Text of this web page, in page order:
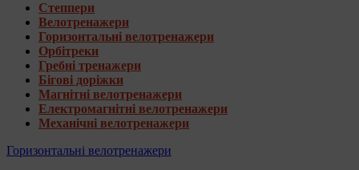
Степпери
Велотренажери
Горизонтальні велотренажери
Орбітреки
Гребні тренажери
Бігові доріжки
Магнітні велотренажери
Електромагнітні велотренажери
Механічні велотренажери
Горизонтальні велотренажери